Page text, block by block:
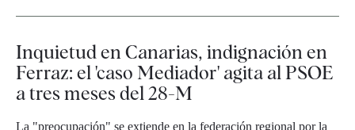
Inquietud en Canarias, indignación en
Ferraz: el 'caso Mediador' agita al PSOE
a tres meses del 28-M
La "preocupación" se extiende en la federación regional por la